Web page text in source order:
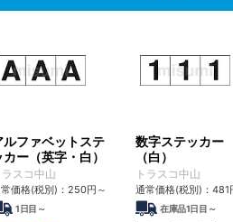
ルファベットステ
カー（英字・白）
ラスコ中山
価格(税別)： 250円 ～
1日目～
数字ステッカー
（白）
トラスコ中山
通常価格(税別)： 481
在庫品1日目～